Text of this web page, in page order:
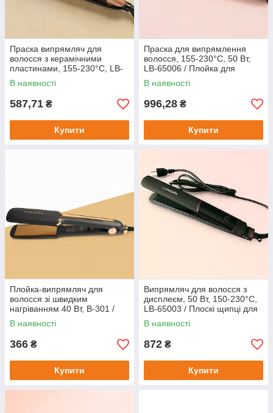
Праска випрямляч для
волосся з керамічними
пластинами, 155-230°C, LB-
65005 / Стайлер для волосся
/ Плойка
В наявності
587,71 ₴
Купити
Праска для випрямлення
волосся, 155-230°C, 50 Вт,
LB-65006 / Плойка для
волосся / Випрямляч для
волосся
В наявності
996,28 ₴
Купити
Плойка-випрямляч для
волосся зі швидким
нагріванням 40 Вт, B-301 /
Випрямляч для волосся /
Плойка для волосся
В наявності
366 ₴
Купити
Випрямляч для волосся з
дисплеєм, 50 Вт, 150-230°C,
LB-65003 / Плоскі щипці для
волосся / Праска для
волосся
В наявності
872 ₴
Купити